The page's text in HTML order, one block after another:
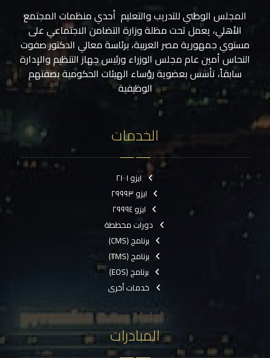
المجلس الوطني للتدريب والتعليم أحدي منظمات المجتمع
الأهلي، يعمل تحت مظلة وزارة التضامن الاجتماعي على
مستوي جمهورية مصر العربية، برئاسة معالي الدكتور صفوت
النحاس أمين عام مجلس الوزراء ورئيس جهاز التنظيم والإدارة
سابقاً، تأسس بعضوية رؤساء الهيئات الحكومية بصفتهم
الوظيفية
الخدمات
ايزو ٢١٠٠١
ايزو ٢٩٩٩٣
ايزو ٢٩٩٩٤
دورات مخططة
برنامج (CMS)
برنامج (TMS)
برنامج (EOS)
خدمات أخرى
المبادرات